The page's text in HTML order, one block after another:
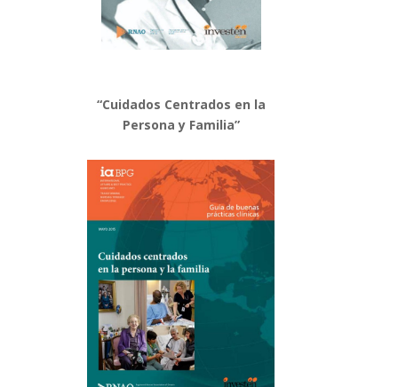
“Cuidados Centrados en la
Persona y Familia”